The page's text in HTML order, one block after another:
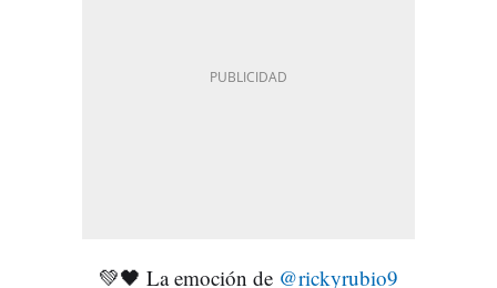
💚🖤 La emoción de @rickyrubio9